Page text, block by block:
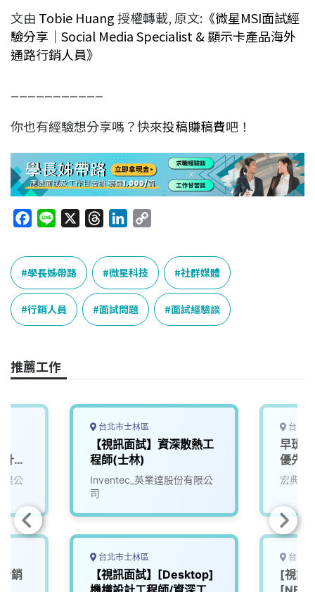
文由 Tobie Huang授權轉載, 原文: 《微星MSI面試經
驗分享｜Social Media Specialist & 顯示卡產品海外
通路行銷人員》
你也有經驗想分享嗎？快來投稿賺稿費吧！
c
e
b
o
o
n
e
r
e
a
d
s
n
k
e
d
I
p
L
i
學長姊帶路 微星科技 社群媒體
行銷人員 面試問題 面試經驗談
推薦工作
工
限公
銷
台北市士林區
【視訊面試】資深散熱工
程師(士林)
Inventec_英業達股份有限公
司
台北市士林區
【視訊面試】[Desktop]
台中
早班
優先
宏典科
台北
[視訊